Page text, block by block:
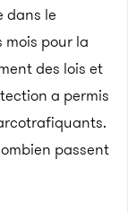
dans le
mois pour la
des lois et
a permis
passent